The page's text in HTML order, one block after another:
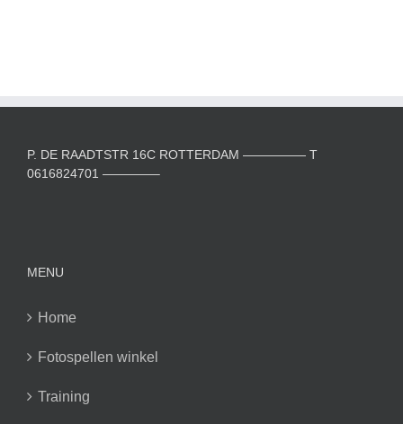
P. DE RAADTSTR 16C ROTTERDAM ————— T
0616824701 ————–
MENU
Home
Fotospellen winkel
Training